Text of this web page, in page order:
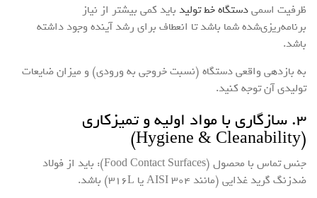
ظرفیت اسمیدستگاه خط تولید باید کمی بیشتر از نیاز
برنامه‌ریزی‌شده شما باشد تا انعطاف برای رشد آینده وجود داشته
باشد.
به بازدهی واقعی دستگاه (نسبت خروجی به ورودی) و میزان ضایعات
تولیدی آن توجه کنید.
۳. سازگاری با مواد اولیه و تمیزکاری
(Hygiene & Cleanability)
جنس تماس با محصول (Food Contact Surfaces): باید از فولاد
ضدزنگ گرید غذایی (مانند AISI 304 یا 316L) باشد.